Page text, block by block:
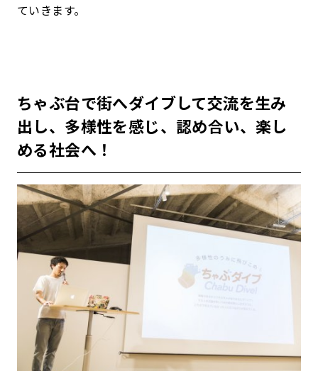
ていきます。
ちゃぶ台で街へダイブして交流を生み
出し、多様性を感じ、認め合い、楽し
める社会へ！